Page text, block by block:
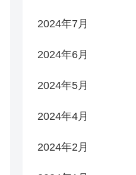
2024年7月
2024年6月
2024年5月
2024年4月
2024年2月